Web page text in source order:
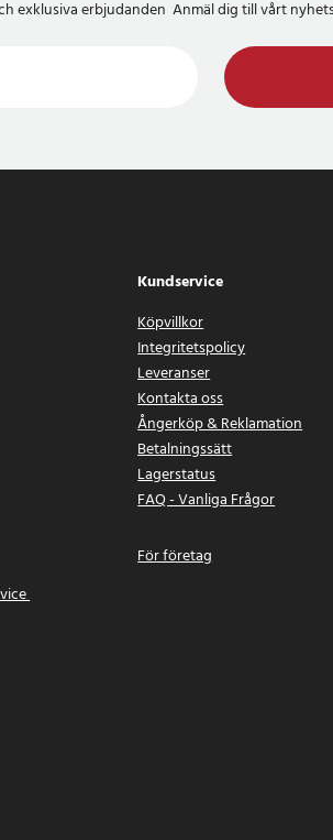
exklusiva erbjudanden Anmäl dig till vårt
Kundservice
Köpvillkor
Integritetspolicy
Leveranser
Kontakta oss
Ångerköp & Reklamation
Betalningssätt
Lagerstatus
FAQ - Vanliga Frågor
För företag